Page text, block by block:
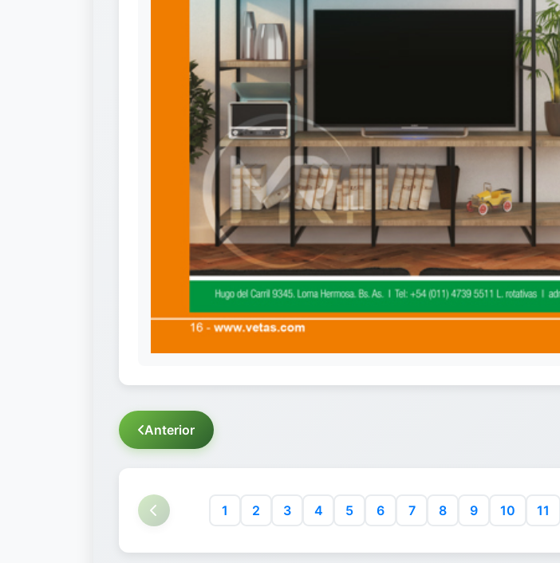
Anterior
1 2 3 4 5 6 7 8 9 10 11